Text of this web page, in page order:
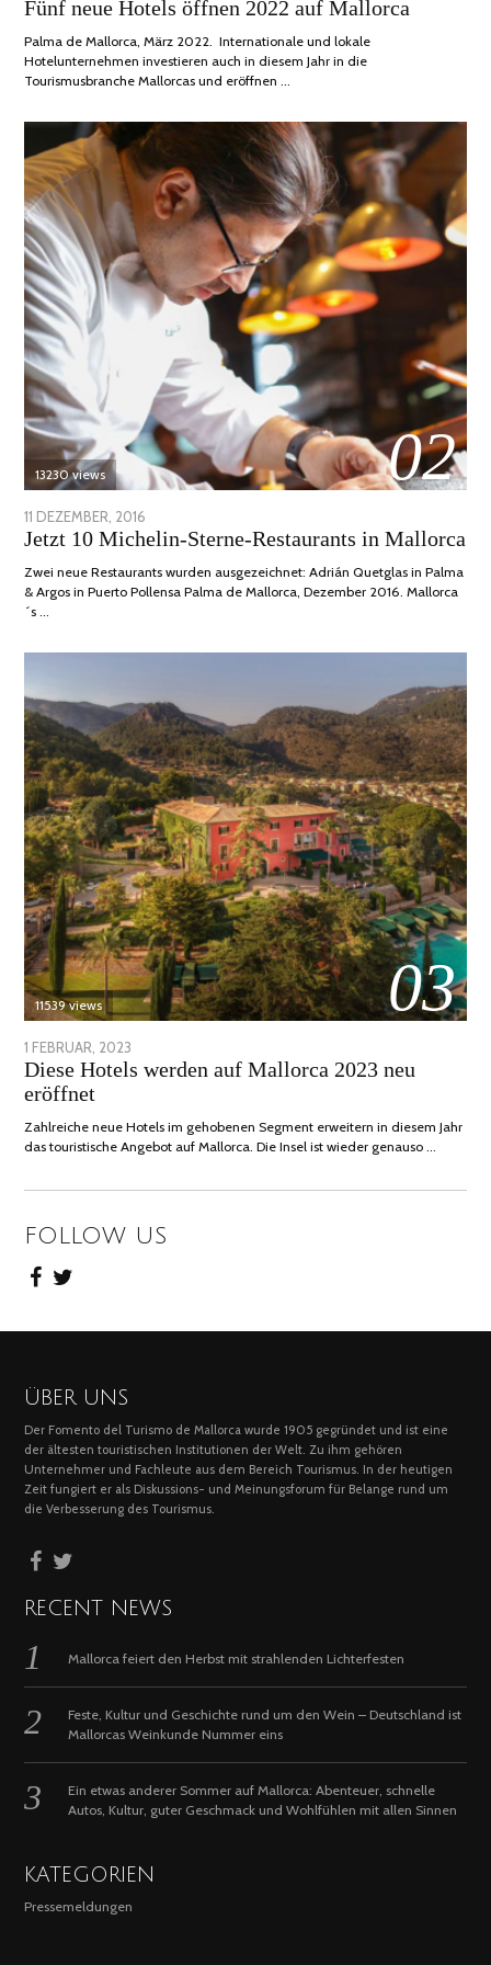
ON
DEZEMBER,
Fünf neue Hotels öffnen 2022 auf Mallorca
Palma de Mallorca, März 2022. Internationale und lokale
Hotelunternehmen investieren auch in diesem Jahr in die
Tourismusbranche Mallorcas und eröffnen …
02
13230 views
POSTED
ON
11 DEZEMBER, 2016
JUNI,
Jetzt 10 Michelin-Sterne-Restaurants in Mallorca
Zwei neue Restaurants wurden ausgezeichnet: Adrián Quetglas in Palma
& Argos in Puerto Pollensa Palma de Mallorca, Dezember 2016. Mallorca
´s …
03
11539 views
POSTED
ON
1 FEBRUAR, 2023
FEBRUAR,
Diese Hotels werden auf Mallorca 2023 neu
eröffnet
Zahlreiche neue Hotels im gehobenen Segment erweitern in diesem Jahr
das touristische Angebot auf Mallorca. Die Insel ist wieder genauso …
FOLLOW US
ÜBER UNS
Der Fomento del Turismo de Mallorca wurde 1905 gegründet und ist eine
der ältesten touristischen Institutionen der Welt. Zu ihm gehören
Unternehmer und Fachleute aus dem Bereich Tourismus. In der heutigen
Zeit fungiert er als Diskussions- und Meinungsforum für Belange rund um
die Verbesserung des Tourismus.
RECENT NEWS
Mallorca feiert den Herbst mit strahlenden Lichterfesten
Feste, Kultur und Geschichte rund um den Wein – Deutschland ist
Mallorcas Weinkunde Nummer eins
Ein etwas anderer Sommer auf Mallorca: Abenteuer, schnelle
Autos, Kultur, guter Geschmack und Wohlfühlen mit allen Sinnen
KATEGORIEN
Pressemeldungen